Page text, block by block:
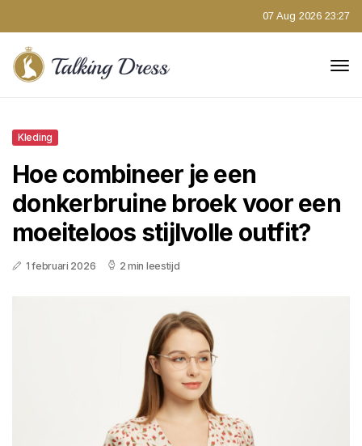
07 Aug 2026 23:27
Kleding
Hoe combineer je een
donkerbruine broek voor een
moeiteloos stijlvolle outfit?
1 februari 2026 2 min leestijd